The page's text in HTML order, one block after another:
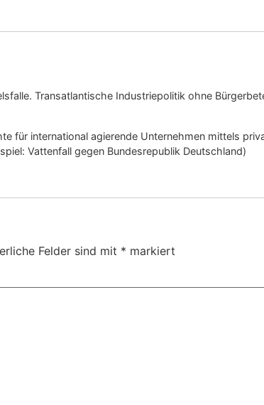
Transatlantische Industriepolitik ohne
für international agierende Unternehmen mittels
Vattenfall gegen Bundesrepublik Deutschland)
Felder sind mit * markiert